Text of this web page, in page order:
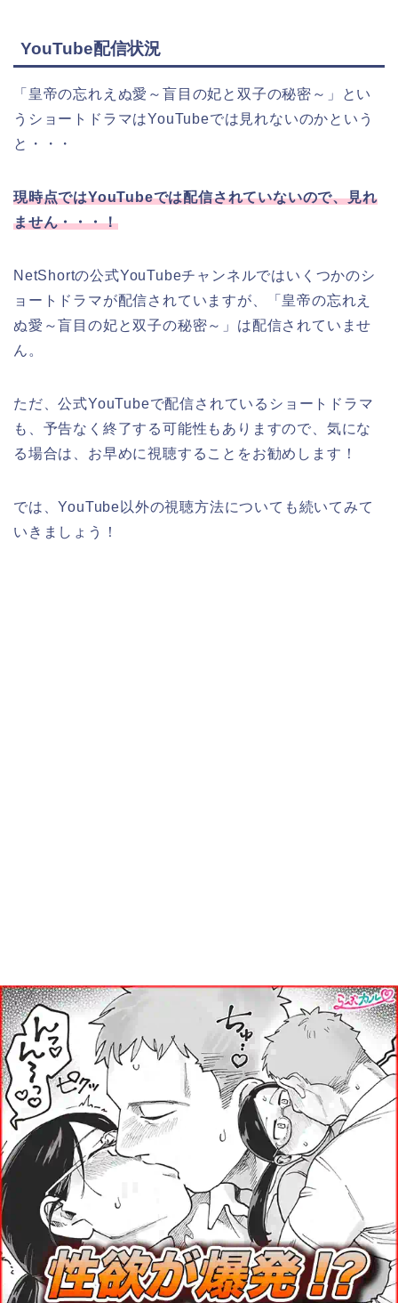
YouTube配信状況
「皇帝の忘れえぬ愛～盲目の妃と双子の秘密～」とい
うショートドラマはYouTubeでは見れないのかという
と・・・
現時点ではYouTubeでは配信されていないので、見れ
ません・・・！
NetShortの公式YouTubeチャンネルではいくつかのシ
ョートドラマが配信されていますが、「皇帝の忘れえ
ぬ愛～盲目の妃と双子の秘密～」は配信されていませ
ん。
ただ、公式YouTubeで配信されているショートドラマ
も、予告なく終了する可能性もありますので、気にな
る場合は、お早めに視聴することをお勧めします！
では、YouTube以外の視聴方法についても続いてみて
いきましょう！